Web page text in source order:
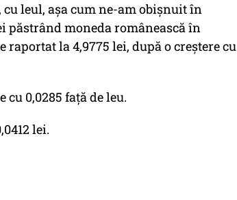
leul, așa cum ne-am obișnuit în
păstrând moneda românească în
la 4,9775 lei, după o creștere cu
cu 0,0285 față de leu.
lei.